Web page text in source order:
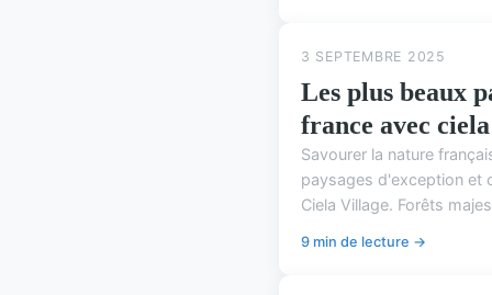
3 SEPTEMBRE 2025
Les plus beaux
france avec
Savourer la nature
paysages d'exception et
Ciela Village. Forêts
9 min de lecture →